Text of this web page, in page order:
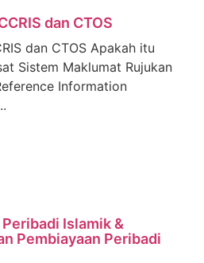
dan CTOS
dan CTOS Apakah itu
Sistem Maklumat Rujukan
Information
Islamik &
Pembiayaan Peribadi